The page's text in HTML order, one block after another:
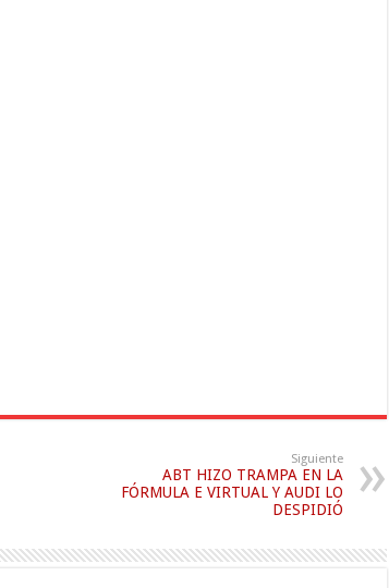
Siguiente
ABT HIZO TRAMPA EN LA
FÓRMULA E VIRTUAL Y AUDI LO
DESPIDIÓ